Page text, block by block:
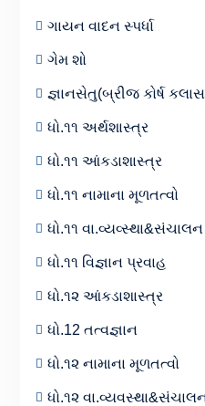
ગાયન વાદન સ્પર્ધા
ગેમ શો
જ્ઞાનસેતુ(બ્રીજ કોર્ષ
ધો.૧૧ અર્થશાસ્ત્ર
ધો.૧૧ આંકડાશાસ્ત્ર
ધો.૧૧ નામાના મૂળતત્વો
ધો.૧૧ વા.વ્યવ્સ્થા&સંચાલન
ધો.૧૧ વિજ્ઞાન પ્રવાહ
ધો.૧૨ આંકડાશાસ્ત્ર
ધો.12 તત્વજ્ઞાન
ધો.૧૨ નામાના મૂળતત્વો
ધો.૧૨